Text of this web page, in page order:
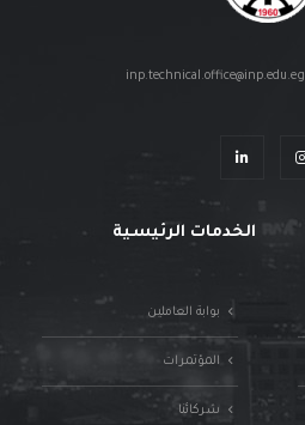
inp.technical.office@inp.edu.eg
الخدمات الرئيسية
بوابة العاملين
المؤتمرات
شركائنا